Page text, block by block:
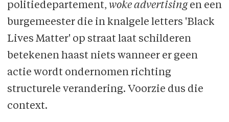
politiedepartement, woke advertisingen een
burgemeester die in knalgele letters 'Black
Lives Matter' op straat laat schilderen
betekenen haast niets wanneer er geen
actie wordt ondernomen richting
structurele verandering. Voorzie dus die
context.